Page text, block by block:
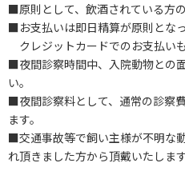
■原則として、飲酒されている方
■お支払いは即日精算が原則となっ
クレジットカードでのお支払いも
■夜間診察時間中、入院動物との
い。
■夜間診察料として、通常の診察
ます。
■交通事故等で飼い主様が不明な
れ頂きました方から頂戴いたします